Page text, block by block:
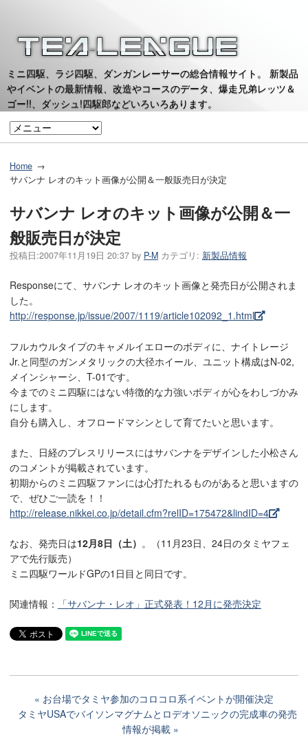
ミニ四駆、ラジ四駆、ダンガンレーサーの総合情報サイト。 新製品
やイベントの最新情報、改造やコースのデータ、爆走兄弟レッツ＆
ゴー!!、ダッシュ!四駆郎などいろいろあります。
Home
サバンナ レオのキット画像が公開＆一般販売日が決定
サバンナ レオのキット画像が公開＆一
般販売日が決定
投稿日:2007年11月19日 20:37 by P-M カテゴリ: 新製品情報
Responseにて、サバンナ レオのキット画像と発売日が公開されま
した。
http://response.jp/issue/2007/1119/article102092_1.html
フルカウルタイプのキャメルイエローのボディに、ナイトレージ
Jr.と同型のガンメタリックの大径ホイール、ユニット構成はN-02,
メインシャーシ、T-01です。
今までのミニ四駆にはない特徴的な力強いボディが心をわしづかみ
にします。
自分も購入し、オフロードマシンとして育てたいと思います。
また、日経のプレスリリースにはサバンナをデザインした小松さん
のコメントが掲載されています。
初期からのミニ四駆ファンには心打たれるものがあると思いますの
で、ぜひご一読を！！
http://release.nikkei.co.jp/detail.cfm?relID=175472&lindID=4
なお、発売日は12月8日（土） 。（11月23日、24日のタミヤフェ
アで先行販売）
ミニ四駆ワールドGPの1日目と同日です。
関連情報： 「サバンナ・レオ」正式発表！12月に発売決定
お台場でタミヤ参加のコロコロ系イベントが開催決定
タミヤUSAでバイソンマグナムとロデオソニックの完成車の発売
情報が掲載